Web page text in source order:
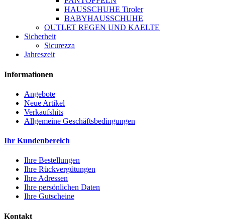
HAUSSCHUHE Tiroler
BABYHAUSSCHUHE
OUTLET REGEN UND KAELTE
Sicherheit
Sicurezza
Jahreszeit
Informationen
Angebote
Neue Artikel
Verkaufshits
Allgemeine Geschäftsbedingungen
Ihr Kundenbereich
Ihre Bestellungen
Ihre Rückvergütungen
Ihre Adressen
Ihre persönlichen Daten
Ihre Gutscheine
Kontakt